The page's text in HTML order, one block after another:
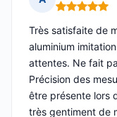
Note : 5 sur 5
Très satisfaite de
aluminium
attentes. Ne fait
Précision des
être présente lors
très gentiment de